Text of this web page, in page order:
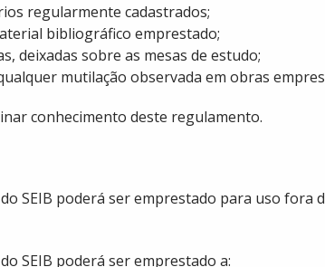
regularmente cadastrados;
bibliográfico emprestado;
deixadas sobre as mesas de estudo;
mutilação observada em obras
conhecimento deste regulamento.
SEIB poderá ser emprestado para uso fora
SEIB poderá ser emprestado a: